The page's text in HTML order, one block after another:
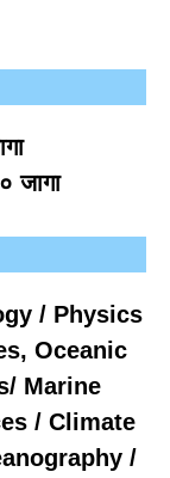
जागा
/ Physics
Oceanic
Marine
/ Climate
/